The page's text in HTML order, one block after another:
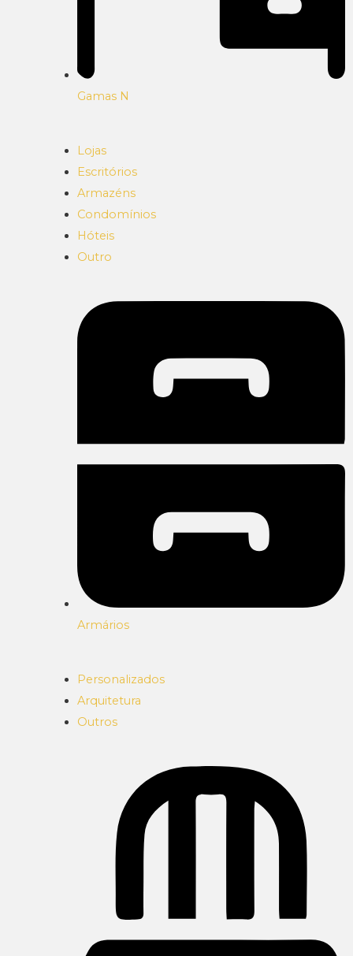
Gamas N
Lojas
Escritórios
Armazéns
Condomínios
Hóteis
Outro
Armários
Personalizados
Arquitetura
Outros